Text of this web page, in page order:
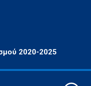
2020-2025